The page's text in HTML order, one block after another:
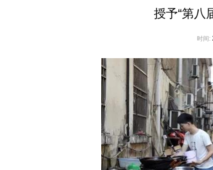
授予“第八
时间: